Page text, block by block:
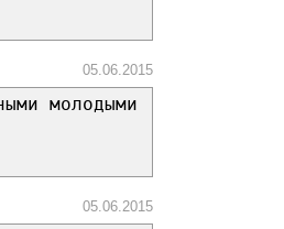
05.06.2015
молодыми
05.06.2015